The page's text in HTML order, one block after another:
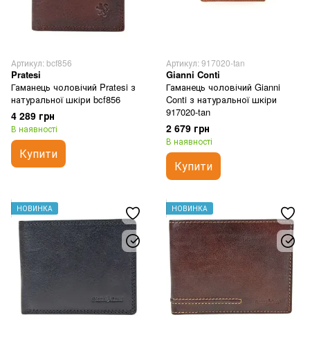
Артикул: bcf856
Pratesi
Гаманець чоловічий Pratesi з
натуральної шкіри bcf856
4 289 грн
В наявності
Купити
Артикул: 917020-tan
Gianni Conti
Гаманець чоловічий Gianni
Conti з натуральної шкіри
917020-tan
2 679 грн
В наявності
Купити
НОВИНКА НОВИНКА